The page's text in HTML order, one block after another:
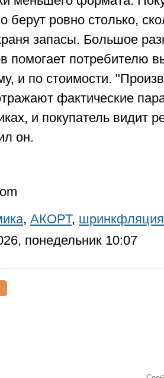
берут ровно столько,
запасы. Большое
помогает потребителю
и по стоимости.
фактические
и покупатель видит
он.
, АКОРТ, шринкфляция
понедельник 10:07